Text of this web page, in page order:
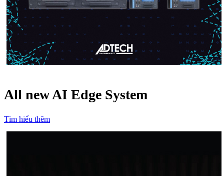
All new AI Edge System
Tìm hiểu thêm